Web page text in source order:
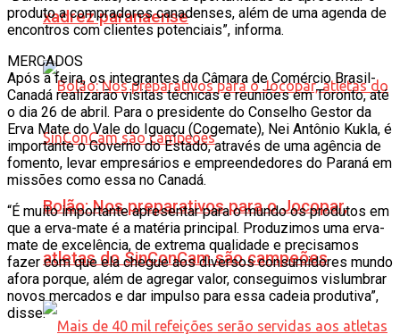
xadrez paranaense
Bolão: Nos preparativos para o Jocopar,
atletas do SinConCam são campeões
produto a compradores canadenses, além de uma agenda de
encontros com clientes potenciais”, informa.
MERCADOS
Após a feira, os integrantes da Câmara de Comércio Brasil-
Canadá realizarão visitas técnicas e reuniões em Toronto, até
o dia 26 de abril. Para o presidente do Conselho Gestor da
Erva Mate do Vale do Iguaçu (Cogemate), Nei Antônio Kukla, é
importante o Governo do Estado, através de uma agência de
fomento, levar empresários e empreendedores do Paraná em
missões como essa no Canadá.
“É muito importante apresentar para o mundo os produtos em
que a erva-mate é a matéria principal. Produzimos uma erva-
mate de excelência, de extrema qualidade e precisamos
fazer com que ela chegue aos diversos consumidores mundo
afora porque, além de agregar valor, conseguimos vislumbrar
novos mercados e dar impulso para essa cadeia produtiva”,
disse.